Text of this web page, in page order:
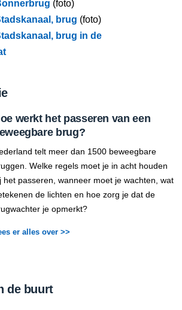
(foto)
brug (foto)
brug in de
werkt het passeren van een
brug?
telt meer dan 1500 beweegbare
Welke regels moet je in acht houden
het passeren, wanneer moet je wachten, wat
de lichten en hoe zorg je dat de
je opmerkt?
er alles over >>
de buurt